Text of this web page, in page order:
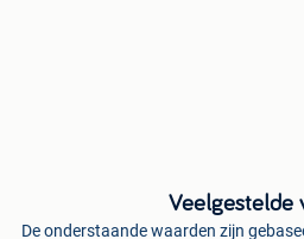
Veelgestelde
De onderstaande waarden zijn